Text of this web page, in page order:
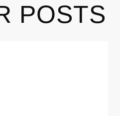
POSTS